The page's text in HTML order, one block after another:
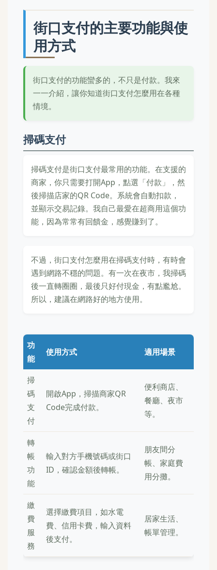
街口支付的主要功能與使
用方式
街口支付的功能蠻多的，不只是付款。我來
一一介紹，讓你知道街口支付怎麼用在各種
情境。
掃碼支付
掃碼支付是街口支付最常用的功能。在支援的
商家，你只需要打開App，點選「付款」，然
後掃描店家的QR Code。系統會自動扣款，
並顯示交易記錄。我自己最愛在超商用這個功
能，因為常常有回饋金，感覺賺到了。
不過，街口支付怎麼用在掃碼支付時，有時會
遇到網路不穩的問題。有一次在夜市，我掃碼
後一直轉圈圈，最後只好付現金，有點尷尬。
所以，建議在網路好的地方使用。
功
能
使用方式 適用場景
掃
碼
支
付
開啟App，掃描商家QR
Code完成付款。
便利商店、
餐廳、夜市
等。
轉
帳
功
能
輸入對方手機號碼或街口
ID，確認金額後轉帳。
朋友間分
帳、家庭費
用分攤。
繳
費
服
務
選擇繳費項目，如水電
費、信用卡費，輸入資料
後支付。
居家生活、
帳單管理。